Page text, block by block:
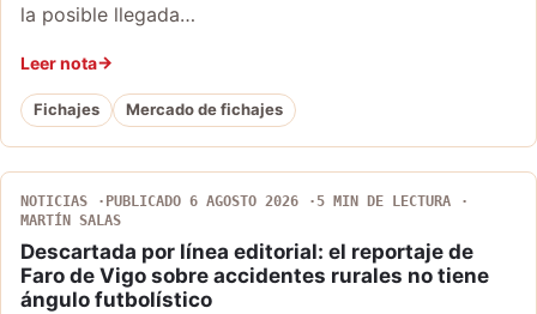
la posible llegada…
Leer nota
Fichajes Mercado de fichajes
NOTICIAS PUBLICADO 6 AGOSTO 2026
5 MIN DE LECTURA
MARTÍN SALAS
Descartada por línea editorial: el reportaje de
Faro de Vigo sobre accidentes rurales no tiene
ángulo futbolístico